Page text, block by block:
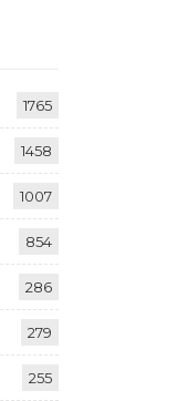
1765
1458
1007
854
286
279
255